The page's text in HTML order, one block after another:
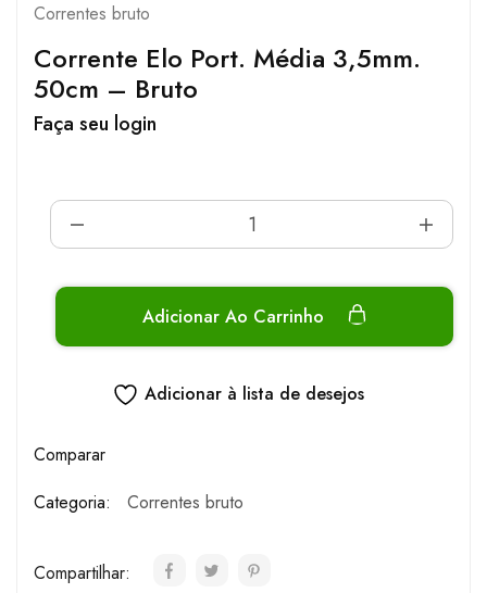
Correntes bruto
Corrente Elo Port. Média 3,5mm.
50cm – Bruto
Faça seu login
Adicionar Ao Carrinho
Adicionar à lista de desejos
Comparar
Categoria:
Correntes bruto
Compartilhar: